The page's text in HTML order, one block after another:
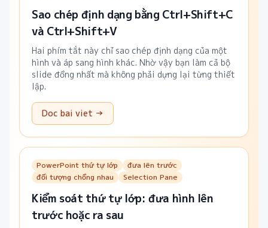
Sao chép định dạng bằng Ctrl+Shift+C
và Ctrl+Shift+V
Hai phím tắt này chỉ sao chép định dạng của một
hình và áp sang hình khác. Nhờ vậy bạn làm cả bộ
slide đồng nhất mà không phải dựng lại từng thiết
lập.
Doc bai viet →
PowerPoint thứ tự lớp
đưa lên trước
đối tượng chồng nhau
Selection Pane
Kiểm soát thứ tự lớp: đưa hình lên
trước hoặc ra sau